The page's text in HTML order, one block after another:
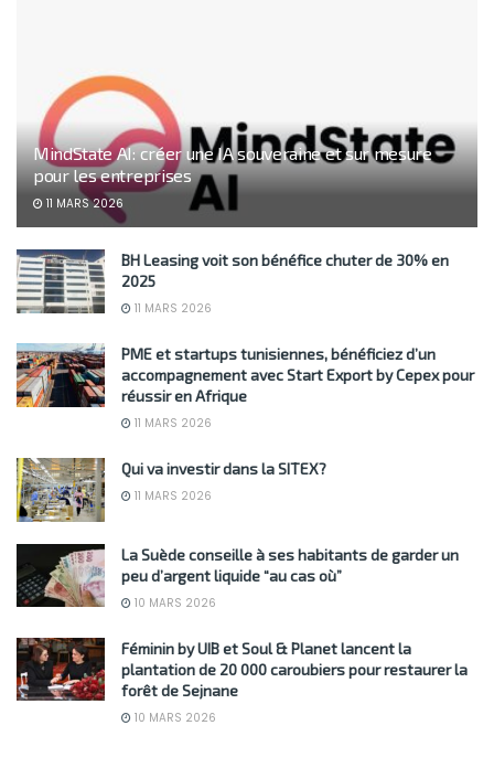
MindState AI: créer une IA souveraine et sur mesure
pour les entreprises
11 MARS 2026
BH Leasing voit son bénéfice chuter de 30% en
2025
11 MARS 2026
PME et startups tunisiennes, bénéficiez d’un
accompagnement avec Start Export by Cepex pour
réussir en Afrique
11 MARS 2026
Qui va investir dans la SITEX?
11 MARS 2026
La Suède conseille à ses habitants de garder un
peu d’argent liquide “au cas où”
10 MARS 2026
Féminin by UIB et Soul & Planet lancent la
plantation de 20 000 caroubiers pour restaurer la
forêt de Sejnane
10 MARS 2026